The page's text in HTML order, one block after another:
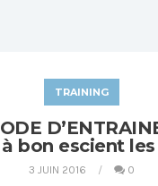
TRAINING
bon escient
3 JUIN 2016 0